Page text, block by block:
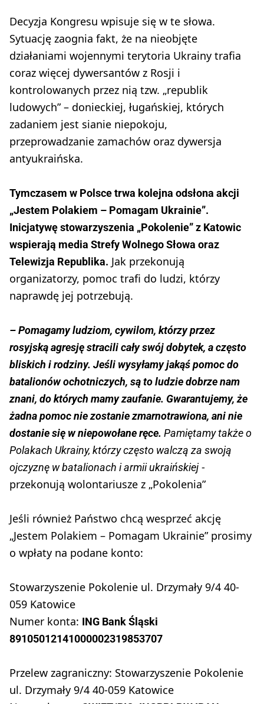
Decyzja Kongresu wpisuje się w te słowa.
Sytuację zaognia fakt, że na nieobjęte
działaniami wojennymi terytoria Ukrainy trafia
coraz więcej dywersantów z Rosji i
kontrolowanych przez nią tzw. „republik
ludowych” – donieckiej, ługańskiej, których
zadaniem jest sianie niepokoju,
przeprowadzanie zamachów oraz dywersja
antyukraińska.
Tymczasem w Polsce trwa kolejna odsłona akcji
„Jestem Polakiem – Pomagam Ukrainie”.
Inicjatywę stowarzyszenia „Pokolenie” z Katowic
wspierają media Strefy Wolnego Słowa oraz
Telewizja Republika. Jak przekonują
organizatorzy, pomoc trafi do ludzi, którzy
naprawdę jej potrzebują.
– Pomagamy ludziom, cywilom, którzy przez
rosyjską agresję stracili cały swój dobytek, a często
bliskich i rodziny. Jeśli wysyłamy jakąś pomoc do
batalionów ochotniczych, są to ludzie dobrze nam
znani, do których mamy zaufanie. Gwarantujemy, że
żadna pomoc nie zostanie zmarnotrawiona, ani nie
dostanie się w niepowołane ręce. Pamiętamy także o
Polakach Ukrainy, którzy często walczą za swoją
ojczyznę w batalionach i armii ukraińskiej -
przekonują wolontariusze z „Pokolenia”
Jeśli również Państwo chcą wesprzeć akcję
„Jestem Polakiem – Pomagam Ukrainie” prosimy
o wpłaty na podane konto:
Stowarzyszenie Pokolenie ul. Drzymały 9/4 40-
059 Katowice
Numer konta: ING Bank Śląski
89105012141000002319853707
Przelew zagraniczny: Stowarzyszenie Pokolenie
ul. Drzymały 9/4 40-059 Katowice